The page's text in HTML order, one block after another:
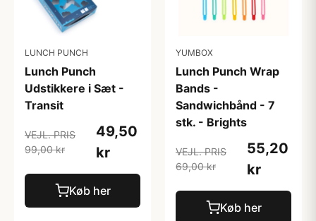
LUNCH PUNCH
Lunch Punch
Udstikkere i Sæt -
Transit
VEJL. PRIS
99,00 kr
49,50
kr
Køb her
YUMBOX
Lunch Punch Wrap
Bands -
Sandwichbånd - 7
stk. - Brights
VEJL. PRIS
69,00 kr
55,20
kr
Køb her